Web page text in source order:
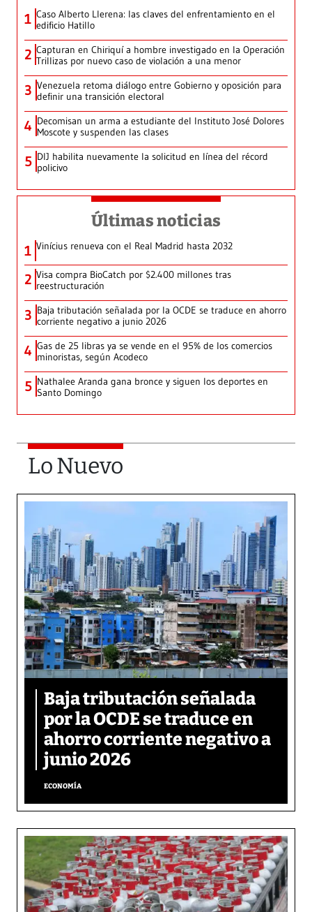
1 Caso Alberto Llerena: las claves del enfrentamiento en el
edificio Hatillo
2 Capturan en Chiriquí a hombre investigado en la Operación
Trillizas por nuevo caso de violación a una menor
3 Venezuela retoma diálogo entre Gobierno y oposición para
definir una transición electoral
4 Decomisan un arma a estudiante del Instituto José Dolores
Moscote y suspenden las clases
5 DIJ habilita nuevamente la solicitud en línea del récord
policivo
Últimas noticias
1 Vinícius renueva con el Real Madrid hasta 2032
2 Visa compra BioCatch por $2.400 millones tras
reestructuración
3 Baja tributación señalada por la OCDE se traduce en ahorro
corriente negativo a junio 2026
4 Gas de 25 libras ya se vende en el 95% de los comercios
minoristas, según Acodeco
5 Nathalee Aranda gana bronce y siguen los deportes en
Santo Domingo
Lo Nuevo
Baja tributación señalada
por la OCDE se traduce en
ahorro corriente negativo a
junio 2026
ECONOMÍA